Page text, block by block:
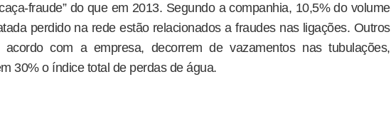
fraude” do que em 2013. Segundo a companhia, 10,5% do volume
perdido na rede estão relacionados a fraudes nas ligações. Outros
acordo com a empresa, decorrem de vazamentos nas tubulações,
30% o índice total de perdas de água.